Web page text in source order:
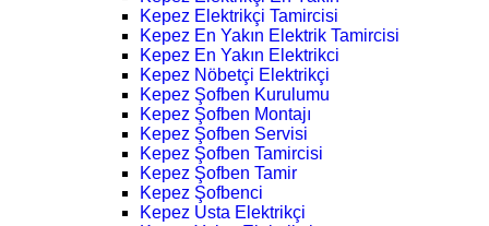
Kepez Elektrikçi Tamircisi
Kepez En Yakın Elektrik Tamircisi
Kepez En Yakın Elektrikci
Kepez Nöbetçi Elektrikçi
Kepez Şofben Kurulumu
Kepez Şofben Montajı
Kepez Şofben Servisi
Kepez Şofben Tamircisi
Kepez Şofben Tamir
Kepez Şofbenci
Kepez Usta Elektrikçi